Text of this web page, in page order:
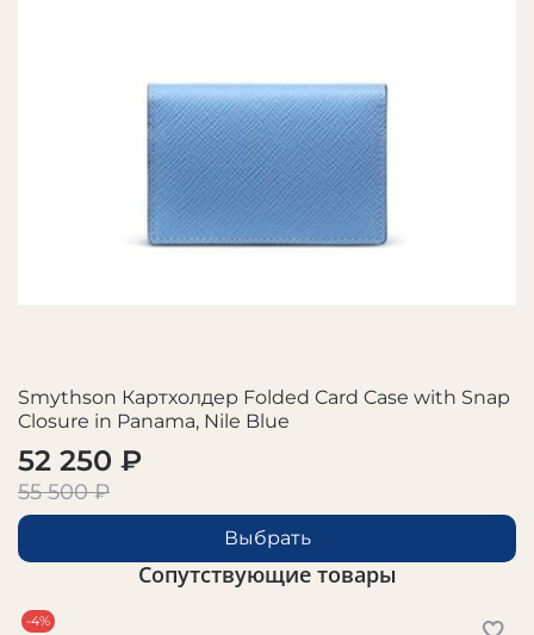
Smythson Картхолдер Folded Card Case with Snap
Closure in Panama, Nile Blue
52 250 ₽
55 500 ₽
Выбрать
Сопутствующие товары
-4%